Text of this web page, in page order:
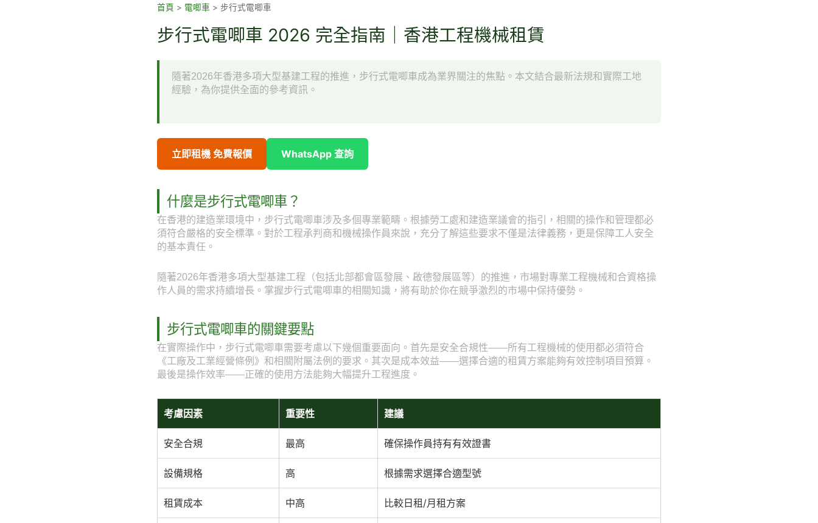
首頁 > 電唧車 > 步行式電唧車
步行式電唧車 2026 完全指南｜香港工程機械租賃
隨著2026年香港多項大型基建工程的推進，步行式電唧車成為業界關注的焦點。本文結合最新法規和實際工地
經驗，為你提供全面的參考資訊。
立即租機 免費報價 WhatsApp 查詢
什麼是步行式電唧車？
在香港的建造業環境中，步行式電唧車涉及多個專業範疇。根據勞工處和建造業議會的指引，相關的操作和管理都必
須符合嚴格的安全標準。對於工程承判商和機械操作員來說，充分了解這些要求不僅是法律義務，更是保障工人安全
的基本責任。
隨著2026年香港多項大型基建工程（包括北部都會區發展、啟德發展區等）的推進，市場對專業工程機械和合資格操
作人員的需求持續增長。掌握步行式電唧車的相關知識，將有助於你在競爭激烈的市場中保持優勢。
步行式電唧車的關鍵要點
在實際操作中，步行式電唧車需要考慮以下幾個重要面向。首先是安全合規性——所有工程機械的使用都必須符合
《工廠及工業經營條例》和相關附屬法例的要求。其次是成本效益——選擇合適的租賃方案能夠有效控制項目預算。
最後是操作效率——正確的使用方法能夠大幅提升工程進度。
考慮因素 重要性 建議
安全合規 最高 確保操作員持有有效證書
設備規格 高 根據需求選擇合適型號
租賃成本 中高 比較日租/月租方案